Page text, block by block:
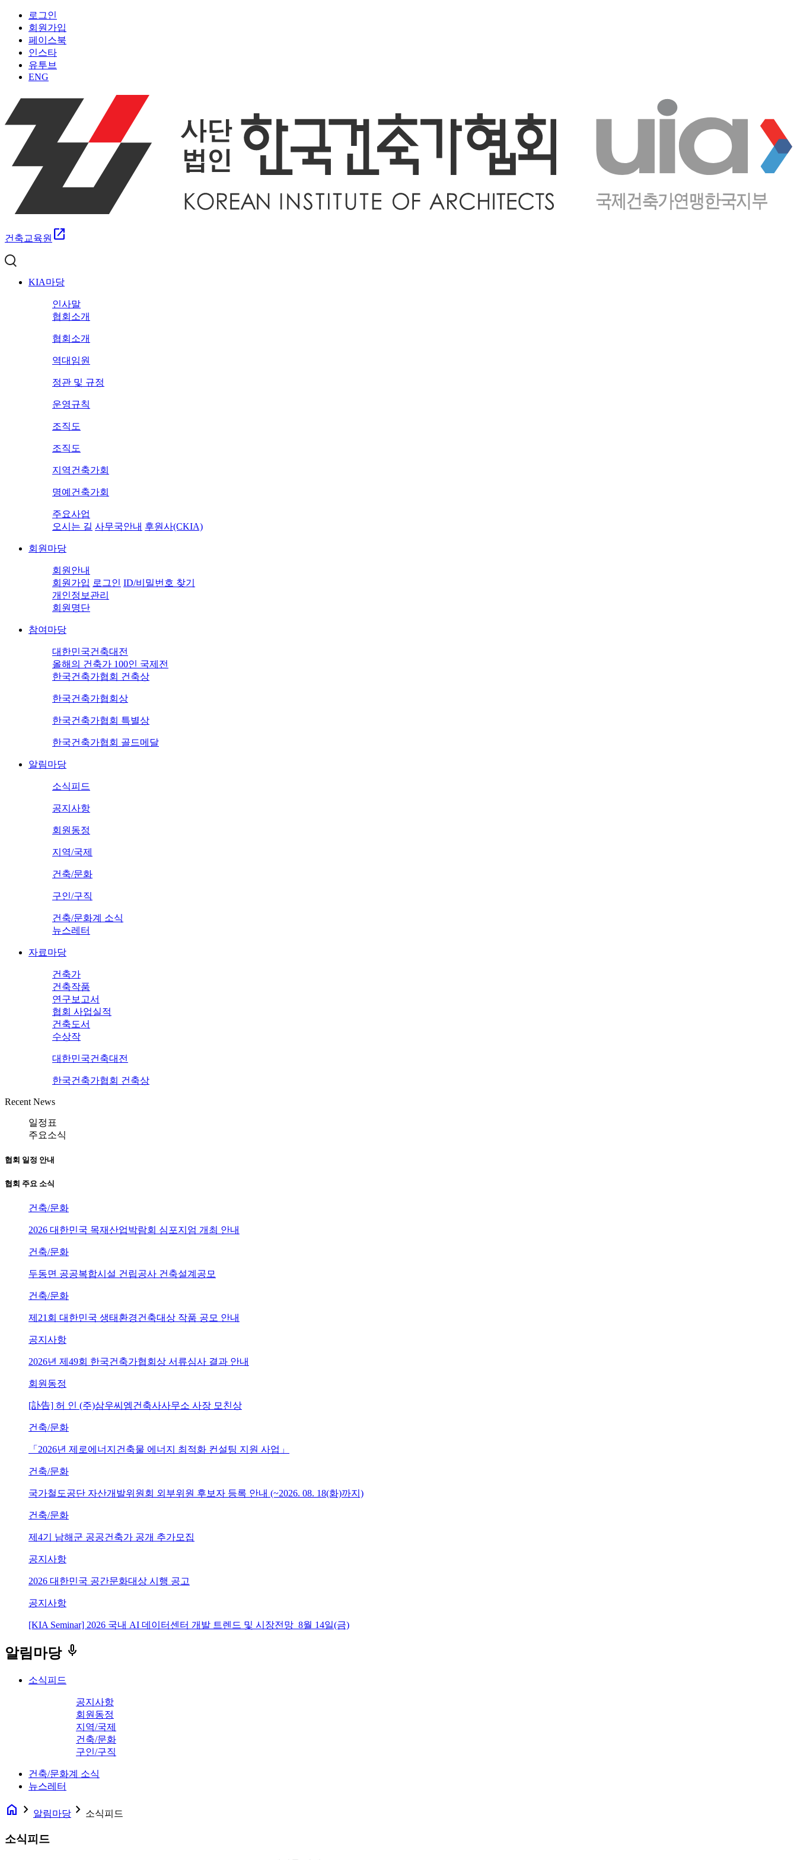
로그인
회원가입
페이스북
인스타
유투브
ENG
건축교육원 open_in_new
KIA마당
인사말
협회소개
협회소개
역대임원
정관 및 규정
운영규칙
조직도
조직도
지역건축가회
명예건축가회
주요사업
오시는 길 사무국안내 후원사(CKIA)
회원마당
회원안내
회원가입 로그인 ID/비밀번호 찾기
개인정보관리
회원명단
참여마당
대한민국건축대전
올해의 건축가 100인 국제전
한국건축가협회 건축상
한국건축가협회상
한국건축가협회 특별상
한국건축가협회 골드메달
알림마당
소식피드
공지사항
회원동정
지역/국제
건축/문화
구인/구직
건축/문화계 소식
뉴스레터
자료마당
건축가
건축작품
연구보고서
협회 사업실적
건축도서
수상작
대한민국건축대전
한국건축가협회 건축상
Recent News
일정표
주요소식
협회 일정 안내
협회 주요 소식
건축/문화
2026 대한민국 목재산업박람회 심포지엄 개최 안내
건축/문화
두동면 공공복합시설 건립공사 건축설계공모
건축/문화
제21회 대한민국 생태환경건축대상 작품 공모 안내
공지사항
2026년 제49회 한국건축가협회상 서류심사 결과 안내
회원동정
[訃告] 허 인 (주)삼우씨엠건축사사무소 사장 모친상
건축/문화
「2026년 제로에너지건축물 에너지 최적화 컨설팅 지원 사업」
건축/문화
국가철도공단 자산개발위원회 외부위원 후보자 등록 안내 (~2026. 08. 18(화)까지)
건축/문화
제4기 남해군 공공건축가 공개 추가모집
공지사항
2026 대한민국 공간문화대상 시행 공고
공지사항
[KIA Seminar] 2026 국내 AI 데이터센터 개발 트렌드 및 시장전망_8월 14일(금)
알림마당 keyboard_voice
소식피드
공지사항
회원동정
지역/국제
건축/문화
구인/구직
건축/문화계 소식
뉴스레터
home navigate_next 알림마당 navigate_next 소식피드
소식피드